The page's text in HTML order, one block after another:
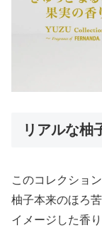
リアルな柚
このコレクショ
柚子本来のほろ
イメージした香